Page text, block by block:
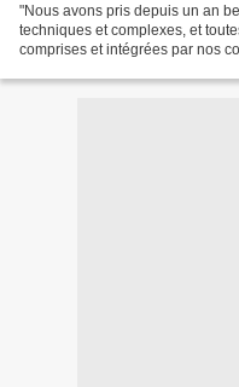
"Nous avons pris depuis un an
techniques et complexes, et
comprises et intégrées par nos